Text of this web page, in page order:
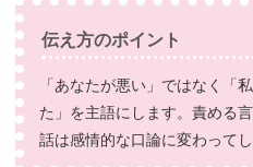
伝え方のポイント
「あなたが悪い」ではなく「
た」を主語にします。責める
話は感情的な口論に変わってし